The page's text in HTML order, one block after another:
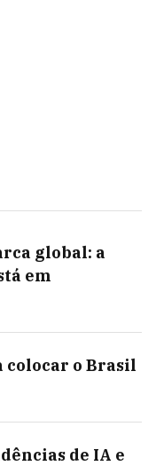
global: a
em
colocar o Brasil
de IA e